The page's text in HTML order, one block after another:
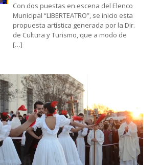
Con dos puestas en escena del Elenco
Municipal “LIBERTEATRO”, se inicio esta
propuesta artística generada por la Dir.
de Cultura y Turismo, que a modo de
[…]